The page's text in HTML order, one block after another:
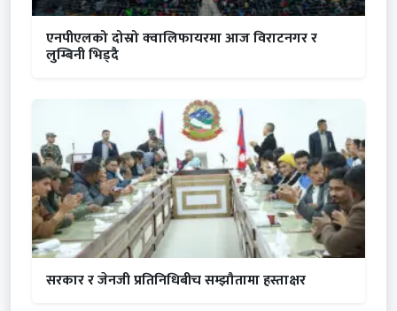
एनपीएलको दोस्रो क्वालिफायरमा आज विराटनगर र
लुम्बिनी भिड्दै
सरकार र जेनजी प्रतिनिधिबीच सम्झौतामा हस्ताक्षर